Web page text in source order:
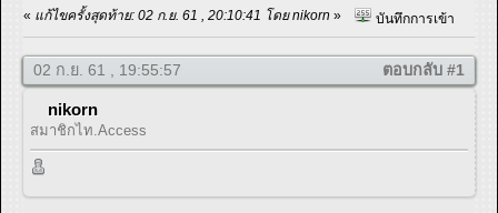
« แก้ไขครั้งสุดท้าย: 02 ก.ย. 61 , 20:10:41 โดย nikorn » บันทึกการเข้า
02 ก.ย. 61 , 19:55:57 ตอบกลับ #1
nikorn
สมาชิกไท.Access